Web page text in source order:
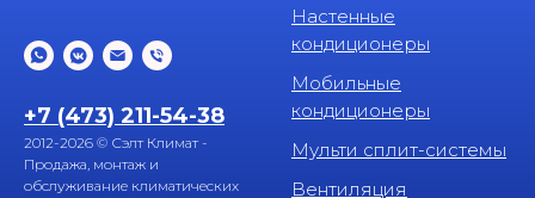
+7 (473) 211-54-38
2012-2026 © Сэлт Климат -
Продажа, монтаж и
обслуживание климатических
Настенные
кондиционеры
Мобильные
кондиционеры
Мульти сплит-системы
Вентиляция